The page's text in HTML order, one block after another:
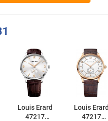
Louis Erard
47217
Louis
47217